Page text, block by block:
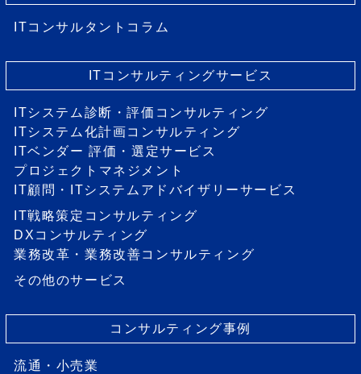
ITコンサルタントコラム
ITコンサルティングサービス
ITシステム診断・評価コンサルティング
ITシステム化計画コンサルティング
ITベンダー 評価・選定サービス
プロジェクトマネジメント
IT顧問・ITシステムアドバイザリーサービス
IT戦略策定コンサルティング
DXコンサルティング
業務改革・業務改善コンサルティング
その他のサービス
コンサルティング事例
流通・小売業